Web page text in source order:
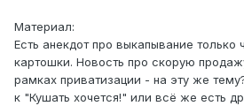
Материал:
Есть анекдот про выкапывание только
картошки. Новость про скорую
рамках приватизации - на эту же
к "Кушать хочется!" или всё же есть